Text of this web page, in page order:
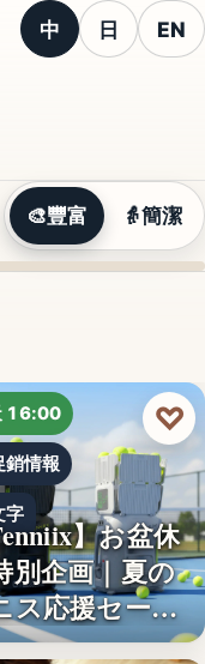
中 日 EN
🎨豐富 👵簡潔
16:00
銷情報
字
】お盆休
別企画｜夏の
ス応援セー
♡